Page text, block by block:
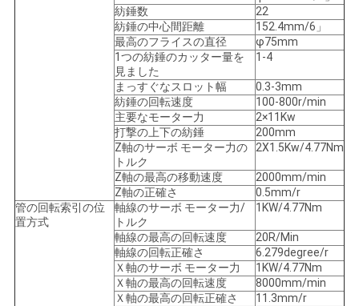
紡錘数
22
紡錘の中心間距離
152.4mm/6」
最高のフライスの直径
φ75mm
1つの紡錘のカッター量を
見ました
1-4
まっすぐなスロット幅
0.3-3mm
紡錘の回転速度
100-800r/min
主要なモーター力
2×11Kw
打撃の上下の紡錘
200mm
Z軸のサーボ モーター力の
トルク
2X1.5Kw/4.77Nm
Z軸の最高の移動速度
2000mm/min
Z軸の正確さ
0.5mm/r
管の回転索引の位
置方式
軸線のサーボ モーター力/
トルク
1KW/4.77Nm
軸線の最高の回転速度
20R/Min
軸線の回転正確さ
6.279degree/r
Ｘ軸のサーボ モーター力
1KW/4.77Nm
Ｘ軸の最高の回転速度
8000mm/min
Ｘ軸の最高の回転正確さ
11.3mm/r